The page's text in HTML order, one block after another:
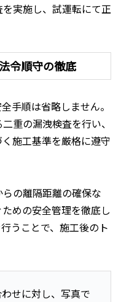
実施し、試運転にて正
令順守の徹底
手順は省略しません。
重の漏洩検査を行い、
施工基準を厳格に遵守
の離隔距離の確保な
めの安全管理を徹底し
うことで、施工後のト
せに対し、写真で